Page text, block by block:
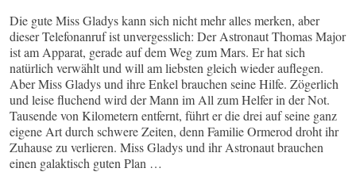
Die gute Miss Gladys kann sich nicht mehr alles merken, aber
dieser Telefonanruf ist unvergesslich: Der Astronaut Thomas Major
ist am Apparat, gerade auf dem Weg zum Mars. Er hat sich
natürlich verwählt und will am liebsten gleich wieder auflegen.
Aber Miss Gladys und ihre Enkel brauchen seine Hilfe. Zögerlich
und leise fluchend wird der Mann im All zum Helfer in der Not.
Tausende von Kilometern entfernt, führt er die drei auf seine ganz
eigene Art durch schwere Zeiten, denn Familie Ormerod droht ihr
Zuhause zu verlieren. Miss Gladys und ihr Astronaut brauchen
einen galaktisch guten Plan …